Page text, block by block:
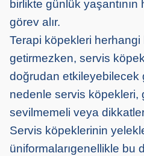
birlikte günlük yaşantının
görev alır.
Terapi köpekleri herhangi
getirmezken, servis
doğrudan etkileyebilecek
nedenle servis köpekleri,
sevilmemeli veya dikkatleri
Servis köpeklerinin
üniformalarıgenellikle bu